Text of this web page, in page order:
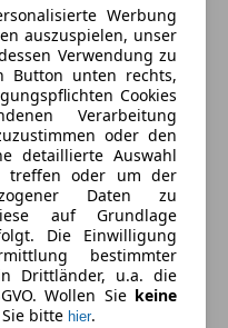
Werbung
auszuspielen, unser
Verwendung zu
Button unten rechts,
Cookies
Verarbeitung
oder den
detaillierte Auswahl
treffen oder um der
Daten zu
auf Grundlage
Die Einwilligung
bestimmter
Drittländer, u.a. die
Wollen Sie keine
bitte hier.